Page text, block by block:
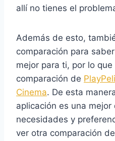
allí no tienes el
Además de esto,
comparación para
mejor para ti, por lo
comparación de
Cinema. De esta
aplicación es una mejor
necesidades y
ver otra comparación de